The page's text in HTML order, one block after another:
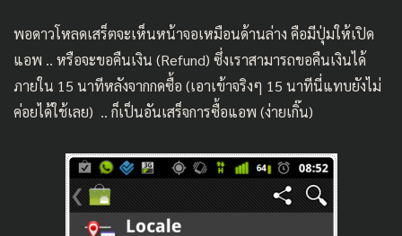
พอดาวโหลดเสร็ตจะเห็นหน้าจอเหมือนด้านล่าง คือมีปุ่มให้เปิด
แอพ .. หรือจะขอคืนเงิน (Refund) ซึ่งเราสามารถขอคืนเงินได้
ภายใน 15 นาทีหลังจากกดซื้อ (เอาเข้าจริงๆ 15 นาทีนี่แทบยังไม่
ค่อยได้ใช้เลย) .. ก็เป็นอันเสร็จการซื้อแอพ (ง่ายเกิ๊น)